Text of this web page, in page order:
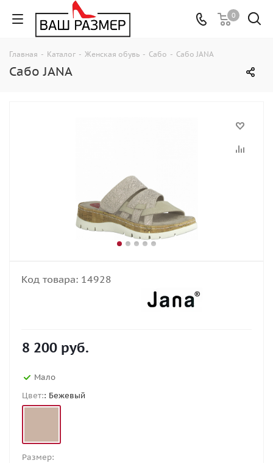
0
Главная - Каталог - Женская обувь - Сабо - Сабо JANA
Сабо JANA
Код товара: 14928
8 200 руб.
Мало
Цвет:: Бежевый
Размер: